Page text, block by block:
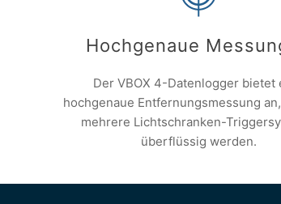
Hochgenaue
Der VBOX 4-Datenlogger bietet
hochgenaue Entfernungsmessung
mehrere Lichtschranken-
überflüssig werden.